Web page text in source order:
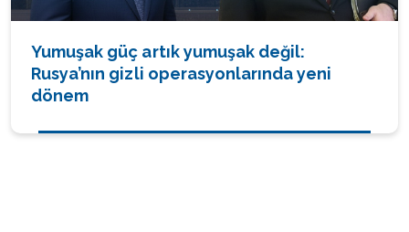
Yumuşak güç artık yumuşak değil:
Rusya’nın gizli operasyonlarında yeni
dönem